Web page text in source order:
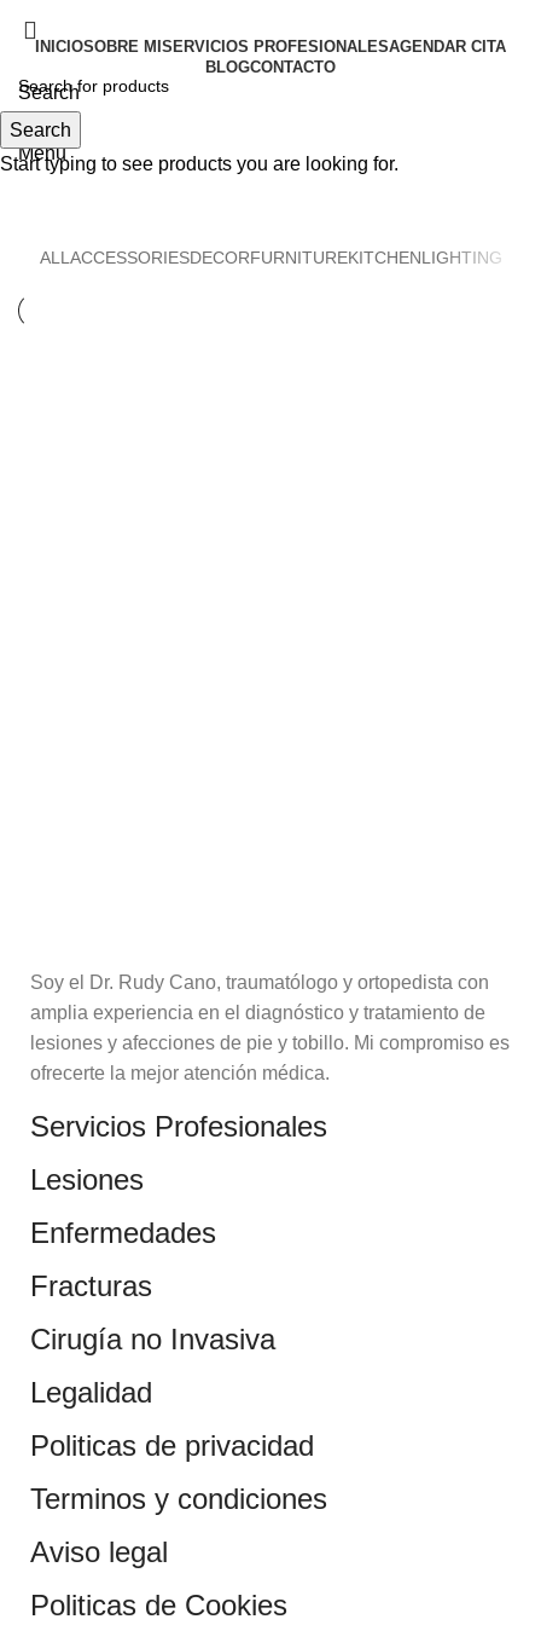
INICIOSOBRE MI SERVICIOS PROFESIONALESAGENDAR CITA
BLOGCONTACTO
Search
Menu
Accessories
ALL ACCESSORIESDECORFURNITUREKITCHENLIGHTING
Soy el Dr. Rudy Cano, traumatólogo y ortopedista con
amplia experiencia en el diagnóstico y tratamiento de
lesiones y afecciones de pie y tobillo. Mi compromiso es
ofrecerte la mejor atención médica.
Servicios Profesionales
Lesiones
Enfermedades
Fracturas
Cirugía no Invasiva
Legalidad
Politicas de privacidad
Terminos y condiciones
Aviso legal
Politicas de Cookies
Search
Start typing to see products you are looking for.